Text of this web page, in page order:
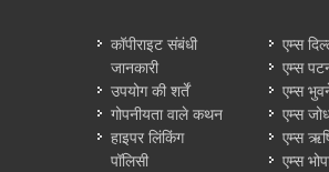
कॉपीराइट संबंधी
जानकारी
उपयोग की शर्तें
गोपनीयता वाले कथन
हाइपर लिंकिंग
पॉलिसी
एम्स
एम्स
एम्स
एम्स
एम्स
एम्स